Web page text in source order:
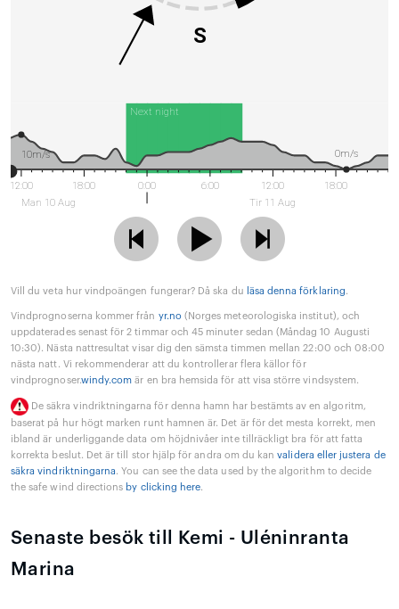
S
Next night
12:00
Man 10 Aug
18:00 0:00 6:00
12:00
Tir 11 Aug
18:00
10m/s 0m/s
Vill du veta hur vindpoängen fungerar? Då ska du läsa denna förklaring.
Vindprognoserna kommer från yr.no (Norges meteorologiska institut), och
uppdaterades senast för 2 timmar och 45 minuter sedan (Måndag 10 Augusti
10:30). Nästa nattresultat visar dig den sämsta timmen mellan 22:00 och 08:00
nästa natt. Vi rekommenderar att du kontrollerar flera källor för
vindprognoser.windy.com är en bra hemsida för att visa större vindsystem.
De säkra vindriktningarna för denna hamn har bestämts av en algoritm,
baserat på hur högt marken runt hamnen är. Det är för det mesta korrekt, men
ibland är underliggande data om höjdnivåer inte tillräckligt bra för att fatta
korrekta beslut. Det är till stor hjälp för andra om du kanvalidera eller justera de
säkra vindriktningarna. You can see the data used by the algorithm to decide
the safe wind directions by clicking here.
Senaste besök till Kemi - Uléninranta
Marina